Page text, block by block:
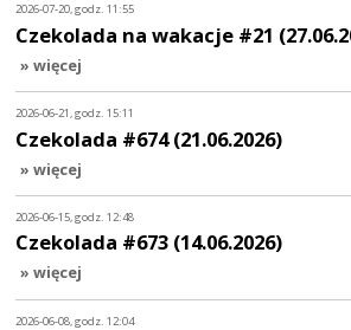
2026-07-20, godz. 11:55
Czekolada na wakacje #21
» więcej
2026-06-21, godz. 15:11
Czekolada #674 (21.06.2026)
» więcej
2026-06-15, godz. 12:48
Czekolada #673 (14.06.2026)
» więcej
2026-06-08, godz. 12:04